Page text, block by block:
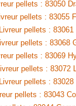
pellets : 83050
pellets : 83055
Livreur pellets : 83061
pellets : 83068
pellets : 83069
pellets : 83072
Livreur pellets : 83028
pellets : 83043